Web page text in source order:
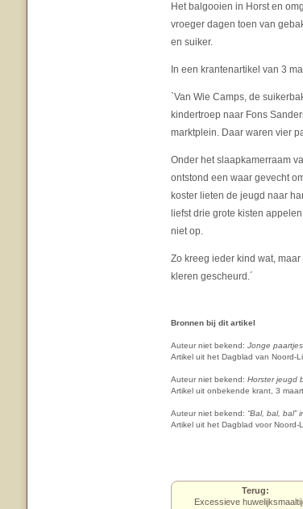
Het balgooien in Horst en
vroeger dagen toen van
en suiker.
In een krantenartikel van 3
`Van Wie Camps, de
kindertroep naar Fons
marktplein. Daar waren vier
Onder het slaapkamerraam
ontstond een waar gevecht
koster lieten de jeugd naar
liefst drie grote kisten
niet op.
Zo kreeg ieder kind wat,
kleren gescheurd.´
Bronnen bij dit artikel
Auteur niet bekend: Jonge
Artikel uit het Dagblad van Noord-
Auteur niet bekend: Horster jeugd
Artikel uit onbekende krant, 3
Auteur niet bekend: “Bal, bal, bal”
Artikel uit het Dagblad voor Noord-
Terug:
Excessieve